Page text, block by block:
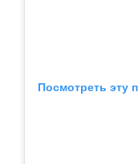
Посмотреть эту